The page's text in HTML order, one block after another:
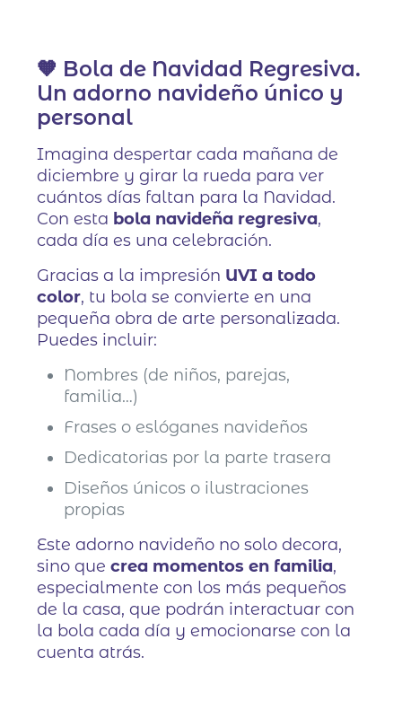
🧡 Bola de Navidad Regresiva.
Un adorno navideño único y
personal
Imagina despertar cada mañana de
diciembre y girar la rueda para ver
cuántos días faltan para la Navidad.
Con esta bola navideña regresiva,
cada día es una celebración.
Gracias a la impresión UVI a todo
color, tu bola se convierte en una
pequeña obra de arte personalizada.
Puedes incluir:
Nombres (de niños, parejas,
familia…)
Frases o eslóganes navideños
Dedicatorias por la parte trasera
Diseños únicos o ilustraciones
propias
Este adorno navideño no solo decora,
sino quecrea momentos en familia,
especialmente con los más pequeños
de la casa, que podrán interactuar con
la bola cada día y emocionarse con la
cuenta atrás.